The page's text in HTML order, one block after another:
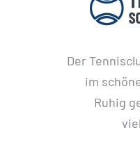
Der
im
Ruhig